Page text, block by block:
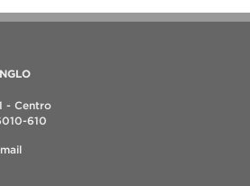
- Centro
610